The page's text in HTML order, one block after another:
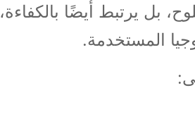
بل يرتبط أيضًا بالكفاءة،
المستخدمة.